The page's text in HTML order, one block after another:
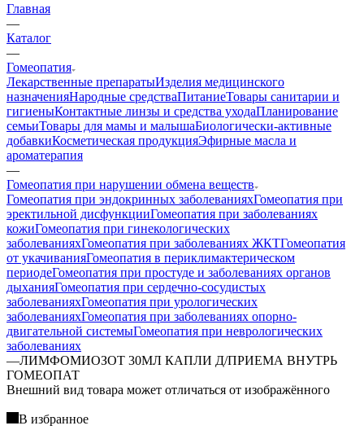
Главная
—
Каталог
—
Гомеопатия
Лекарственные препаратыИзделия медицинского
назначенияНародные средстваПитаниеТовары санитарии и
гигиеныКонтактные линзы и средства уходаПланирование
семьиТовары для мамы и малышаБиологически-активные
добавкиКосметическая продукцияЭфирные масла и
ароматерапия
—
Гомеопатия при нарушении обмена веществ
Гомеопатия при эндокринных заболеванияхГомеопатия при
эректильной дисфункцииГомеопатия при заболеваниях
кожиГомеопатия при гинекологических
заболеванияхГомеопатия при заболеваниях ЖКТГомеопатия
от укачиванияГомеопатия в периклимактерическом
периодеГомеопатия при простуде и заболеваниях органов
дыханияГомеопатия при сердечно-сосудистых
заболеванияхГомеопатия при урологических
заболеванияхГомеопатия при заболеваниях опорно-
двигательной системыГомеопатия при неврологических
заболеваниях
—ЛИМФОМИОЗОТ 30МЛ КАПЛИ Д/ПРИЕМА ВНУТРЬ
ГОМЕОПАТ
Bнешний вид товара может отличаться от изображённого
В избранное